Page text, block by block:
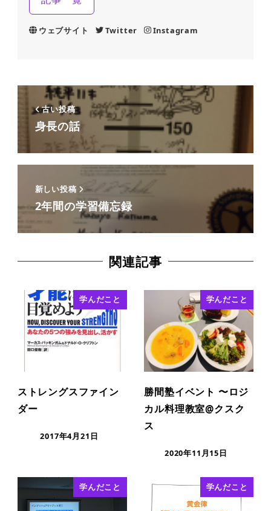
ウェブサイト Twitter Instagram
古い投稿
身長の話
新しい投稿
2年間の学習備忘録
関連記事
学んだこと
ストレングスファイン
ダー
2017年4月21日
学んだこと
勝間塾イベント 〜ロジ
カル料理教室@クスク
ス
2020年11月15日
学んだこと 学んだこと